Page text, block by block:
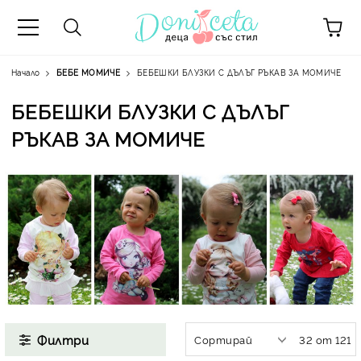
Начало БЕБЕ МОМИЧЕ БЕБЕШКИ БЛУЗКИ С ДЪЛЪГ РЪКАВ ЗА МОМИЧЕ
БЕБЕШКИ БЛУЗКИ С ДЪЛЪГ
РЪКАВ ЗА МОМИЧЕ
Филтри